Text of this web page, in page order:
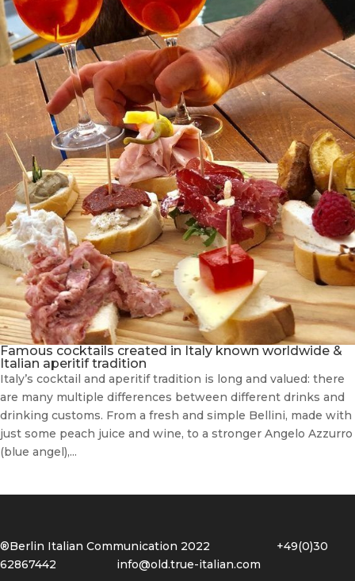
Famous cocktails created in Italy known worldwide &
Italian aperitif tradition
Italy’s cocktail and aperitif tradition is long and valued: there
are many multiple differences between different drinks and
drinking customs. From a fresh and simple Bellini, made with
just some peach juice and wine, to a stronger Angelo Azzurro
(blue angel),...
®Berlin Italian Communication 2022 +49(0)30
62867442
info@old.true-italian.com